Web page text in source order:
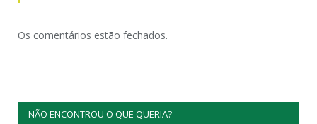
Os comentários estão fechados.
NÃO ENCONTROU O QUE QUERIA?